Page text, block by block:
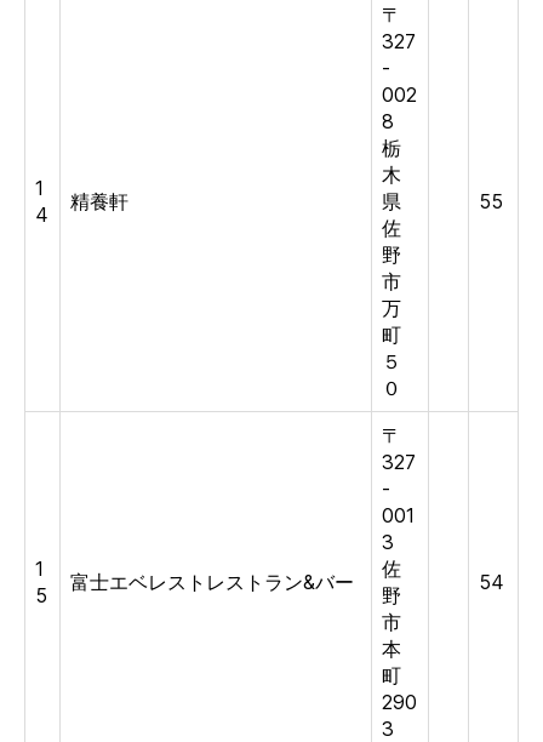
1
4
精養軒
〒
327
-
002
8
栃
木
県
佐
野
市
万
町
５
０
55
1
5
富士エベレストレストラン&バー
〒
327
-
001
3
佐
野
市
本
町
290
3
54